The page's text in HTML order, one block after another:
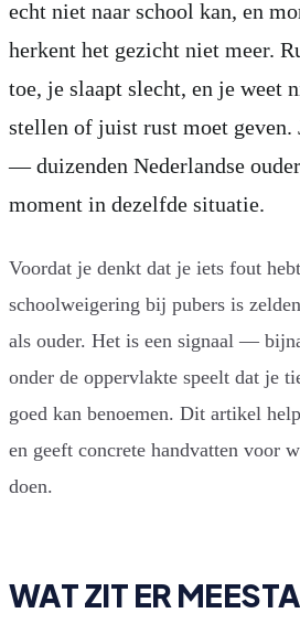
echt niet naar school kan, en
herkent het gezicht niet meer.
toe, je slaapt slecht, en je weet
stellen of juist rust moet geven.
— duizenden Nederlandse
moment in dezelfde situatie.
Voordat je denkt dat je iets fout
schoolweigering bij pubers is
als ouder. Het is een signaal —
onder de oppervlakte speelt dat je
goed kan benoemen. Dit artikel
en geeft concrete handvatten voor
doen.
WAT ZIT ER